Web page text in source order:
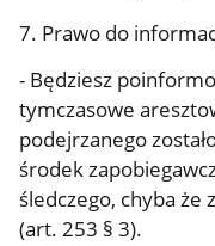
7. Prawo do
- Będziesz
tymczasowe
podejrzanego
środek
śledczego, chyba że
(art. 253 § 3).